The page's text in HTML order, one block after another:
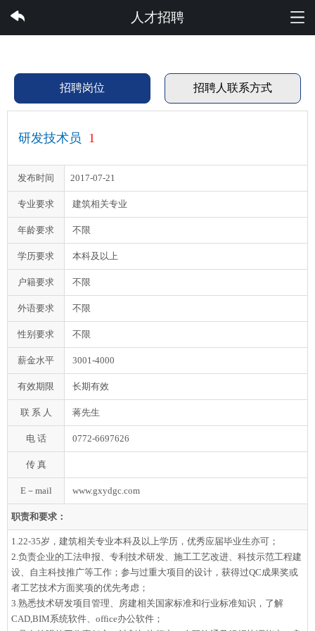
世界杯体育集团有限公司
人才招聘
招聘岗位 招聘人联系方式
研发技术员 1
发布时间 2017-07-21
专业要求 建筑相关专业
年龄要求 不限
学历要求 本科及以上
户籍要求 不限
外语要求 不限
性别要求 不限
薪金水平 3001-4000
有效期限 长期有效
联 系 人 蒋先生
电 话 0772-6697626
传 真
E－mail www.gxydgc.com
职责和要求：
1.22-35岁，建筑相关专业本科及以上学历，优秀应届毕业生亦可；
2.负责企业的工法申报、专利技术研发、施工工艺改进、科技示范工程建
设、自主科技推广等工作；参与过重大项目的设计，获得过QC成果奖或
者工艺技术方面奖项的优先考虑；
3.熟悉技术研发项目管理、房建相关国家标准和行业标准知识，了解
CAD,BIM系统软件、office办公软件；